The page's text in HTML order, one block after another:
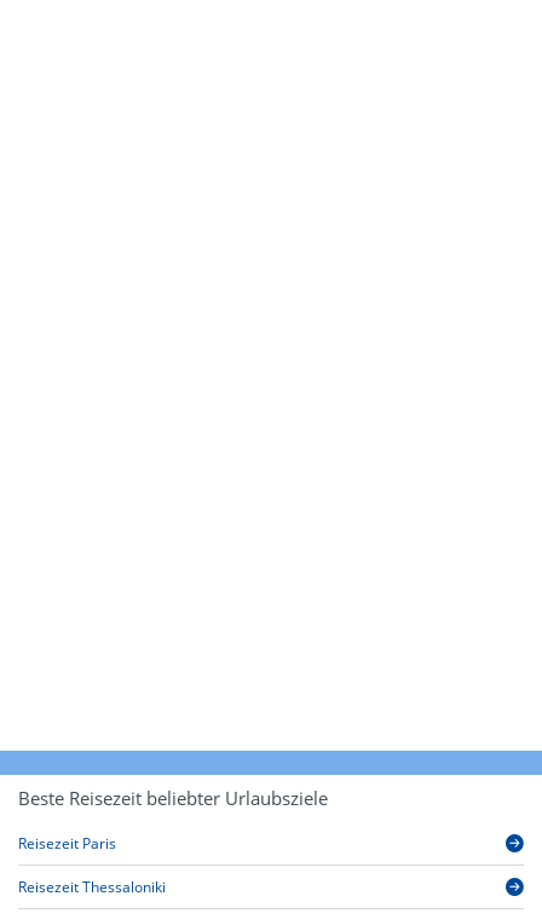
Beste Reisezeit beliebter Urlaubsziele
Reisezeit Paris
Reisezeit Thessaloniki